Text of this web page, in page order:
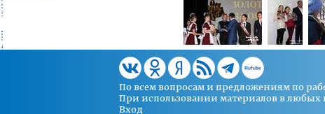
По всем вопросам и предложениям по
При использовании материалов в любых
Вход